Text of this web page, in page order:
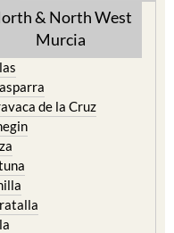
& North West
Murcia
de la Cruz